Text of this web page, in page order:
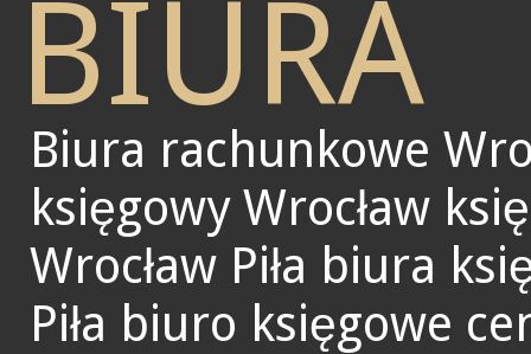
BIURA
Biura rachunkowe
księgowy Wrocław
Wrocław Piła biura
Piła biuro księgowe